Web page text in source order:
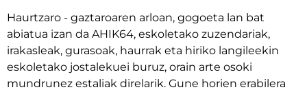
Haurtzaro - gaztaroaren arloan, gogoeta lan bat
abiatua izan da AHIK64, eskoletako zuzendariak,
irakasleak, gurasoak, haurrak eta hiriko langileekin
eskoletako jostalekuei buruz, orain arte osoki
mundrunez estaliak direlarik. Gune horien erabilera